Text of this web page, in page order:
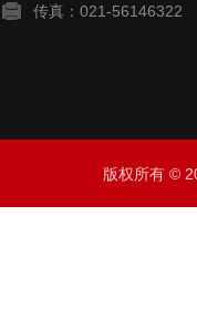
传真：021-56146322
版权所有 ©